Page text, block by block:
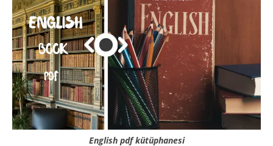
English pdf kütüphanesi